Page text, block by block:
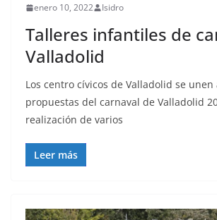
enero 10, 2022 Isidro
Talleres infantiles de
Valladolid
Los centro cívicos de Valladolid se unen
propuestas del carnaval de Valladolid
realización de varios
Leer más